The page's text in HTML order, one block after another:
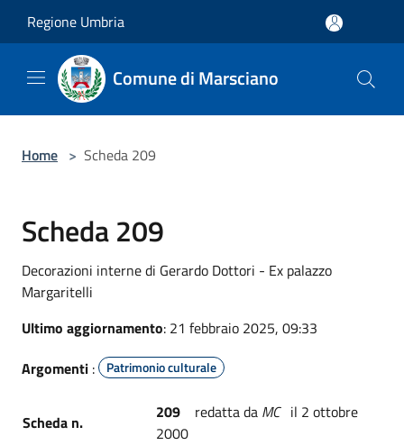
Regione Umbria
Comune di Marsciano
Home > Scheda 209
Scheda 209
Decorazioni interne di Gerardo Dottori - Ex palazzo
Margaritelli
Ultimo aggiornamento: 21 febbraio 2025, 09:33
Argomenti : Patrimonio culturale
Scheda n. 209 redatta da MC il 2 ottobre
2000